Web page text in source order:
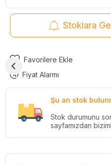
Stoklara
Favorilere Ekle
Fiyat Alarmı
Şu an stok
Stok durumunu
sayfamızdan